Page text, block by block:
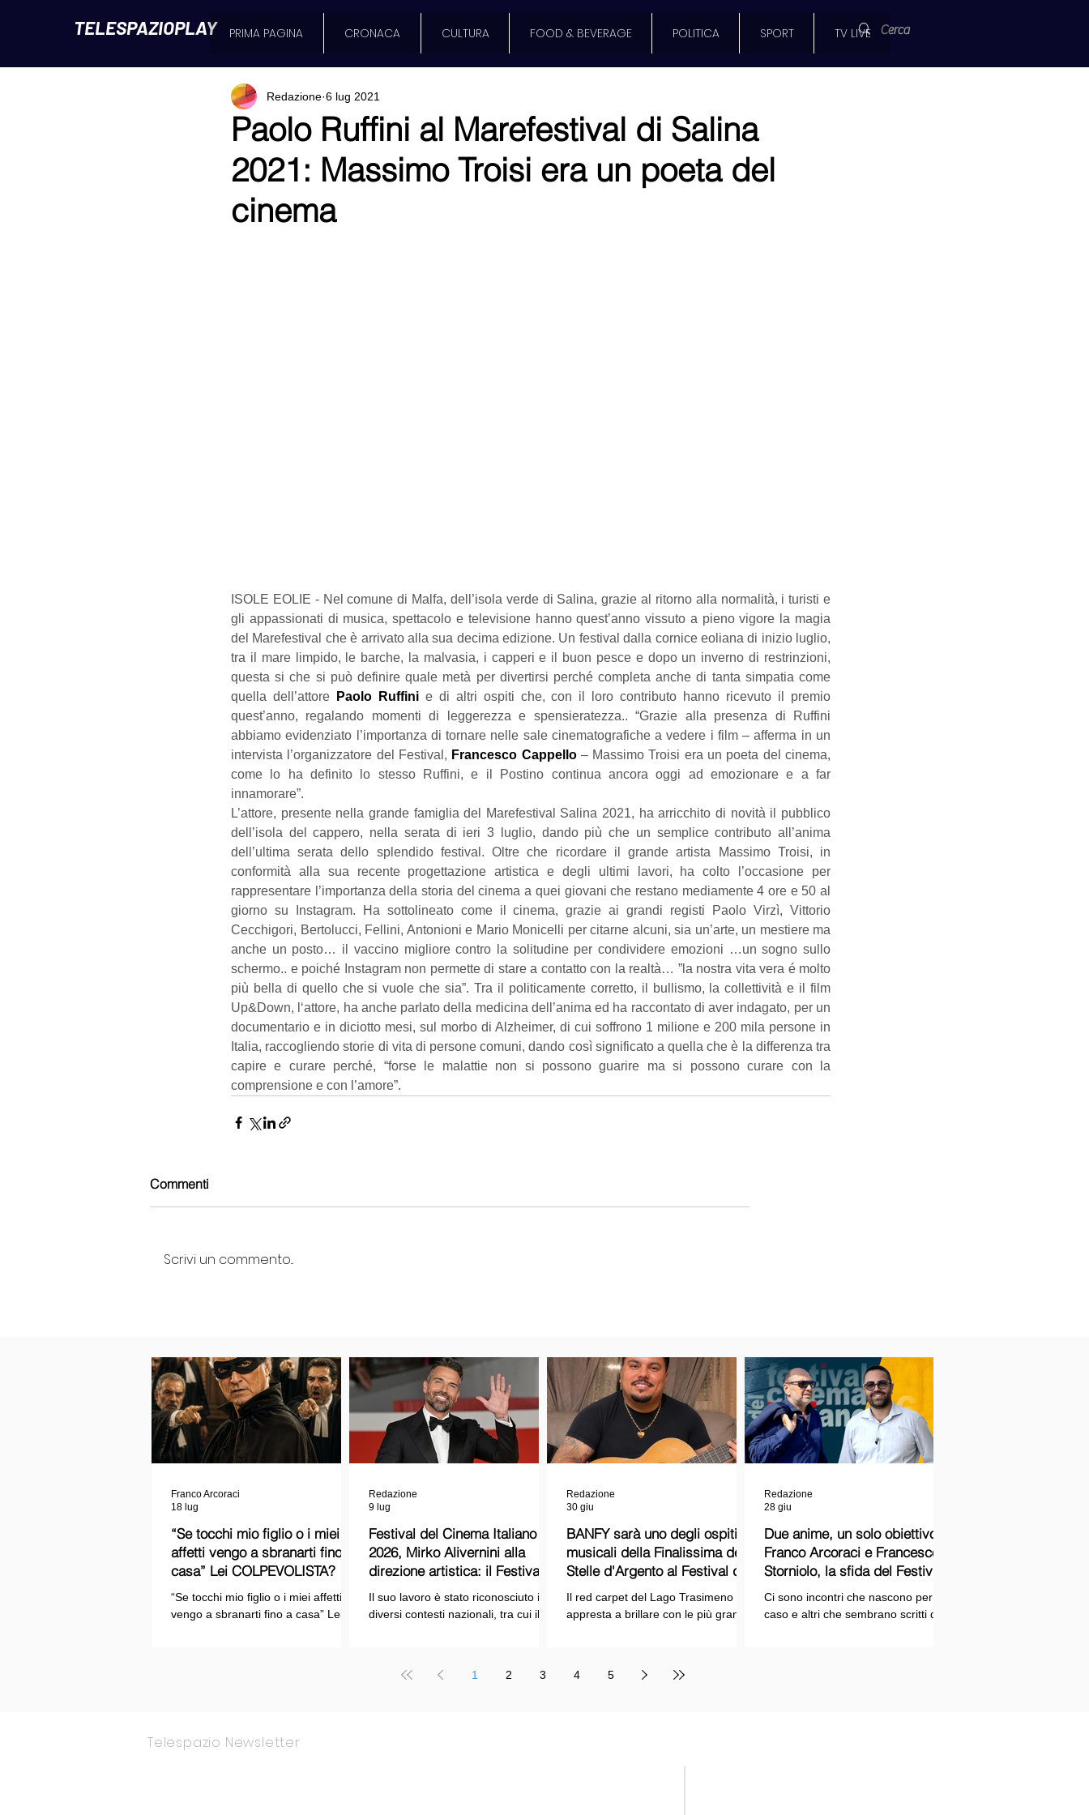
TELESPAZIOPLAY PRIMA PAGINA CRONACA CULTURA FOOD & BEVERAGE POLITICA SPORT TV LIVE
Paolo Ruffini al Marefestival di Salina
2021: Massimo Troisi era un poeta del
cinema
Redazione 6 lug 2021
ISOLE EOLIE - Nel comune di Malfa, dell’isola verde di Salina, grazie al ritorno alla normalità, i turisti e
gli appassionati di musica, spettacolo e televisione hanno quest’anno vissuto a pieno vigore la magia
del Marefestival che è arrivato alla sua decima edizione. Un festival dalla cornice eoliana di inizio luglio,
tra il mare limpido, le barche, la malvasia, i capperi e il buon pesce e dopo un inverno di restrinzioni,
questa si che si può definire quale metà per divertirsi perché completa anche di tanta simpatia come
quella dell’attore
Paolo Ruffini e di altri ospiti che, con il loro contributo hanno ricevuto il premio
quest’anno, regalando momenti di leggerezza e spensieratezza.. “Grazie alla presenza di Ruffini
abbiamo evidenziato l’importanza di tornare nelle sale cinematografiche a vedere i film – afferma in un
intervista l’organizzatore del Festival, Francesco Cappello – Massimo Troisi era un poeta del cinema,
come lo ha definito lo stesso Ruffini, e il Postino continua ancora oggi ad emozionare e a far
innamorare”.
L’attore, presente nella grande famiglia del Marefestival Salina 2021, ha arricchito di novità il pubblico
dell’isola del cappero, nella serata di ieri 3 luglio, dando più che un semplice contributo all’anima
dell’ultima serata dello splendido festival. Oltre che ricordare il grande artista Massimo Troisi, in
conformità alla sua recente progettazione artistica e degli ultimi lavori, ha colto l’occasione per
rappresentare l’importanza della storia del cinema a quei giovani che restano mediamente 4 ore e 50 al
giorno su Instagram. Ha sottolineato come il cinema, grazie ai grandi registi Paolo Virzì, Vittorio
Cecchigori, Bertolucci, Fellini, Antonioni e Mario Monicelli per citarne alcuni, sia un’arte, un mestiere ma
anche un posto… il vaccino migliore contro la solitudine per condividere emozioni …un sogno sullo
schermo.. e poiché Instagram non permette di stare a contatto con la realtà… ”la nostra vita vera é molto
più bella di quello che si vuole che sia”. Tra il politicamente corretto, il bullismo, la collettività e il film
Up&Down, l‘attore, ha anche parlato della medicina dell’anima ed ha raccontato di aver indagato, per un
documentario e in diciotto mesi, sul morbo di Alzheimer, di cui soffrono 1 milione e 200 mila persone in
Italia, raccogliendo storie di vita di persone comuni, dando così significato a quella che è la differenza tra
capire e curare perché, “forse le malattie non si possono guarire ma si possono curare con la
comprensione e con l’amore”.
Commenti
Scrivi un commento...
“Se tocchi mio figlio o i miei
affetti vengo a sbranarti fino a
casa” Lei COLPEVOLISTA? Ma
mi faccia il piacere...
“Se tocchi mio figlio o i miei affetti
vengo a sbranarti fino a casa” Lei
Franco Arcoraci
18 lug
Festival del Cinema Italiano
2026, Mirko Alivernini alla
direzione artistica: il Festival
punta sul dialogo tra tradizione
e nuove tecnologie
Il suo lavoro è stato riconosciuto in
diversi contesti nazionali, tra cui il
Internazionale d'Arte
Redazione
9 lug
BANFY sarà uno degli ospiti
musicali della Finalissima delle
Stelle d'Argento al Festival del
Cinema Italiano 2026!
Il red carpet del Lago Trasimeno si
appresta a brillare con le più grandi
Cinema Italiano 2026 – guidata dal
Redazione
30 giu
Due anime, un solo obiettivo:
Franco Arcoraci e Francesco
Storniolo, la sfida del Festival
del Cinema Italiano sul Lago
Trasimeno
Ci sono incontri che nascono per
caso e altri che sembrano scritti dal
Redazione
28 giu
1 2 3 4 5
Telespazio Newsletter